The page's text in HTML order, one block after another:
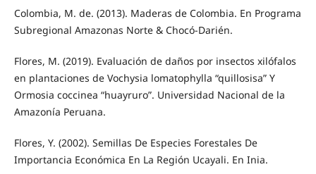
Colombia, M. de. (2013). Maderas de Colombia. En Programa
Subregional Amazonas Norte & Chocó-Darién.
Flores, M. (2019). Evaluación de daños por insectos xilófalos
en plantaciones de Vochysia lomatophylla “quillosisa” Y
Ormosia coccinea “huayruro”. Universidad Nacional de la
Amazonía Peruana.
Flores, Y. (2002). Semillas De Especies Forestales De
Importancia Económica En La Región Ucayali. En Inia.